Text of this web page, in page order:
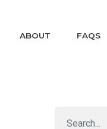
ABOUT FAQS